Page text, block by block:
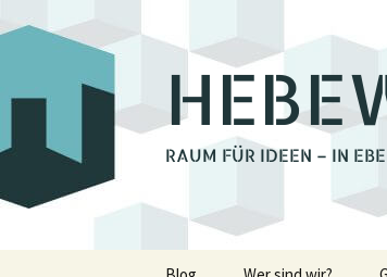
RAUM FÜR IDEEN – IN